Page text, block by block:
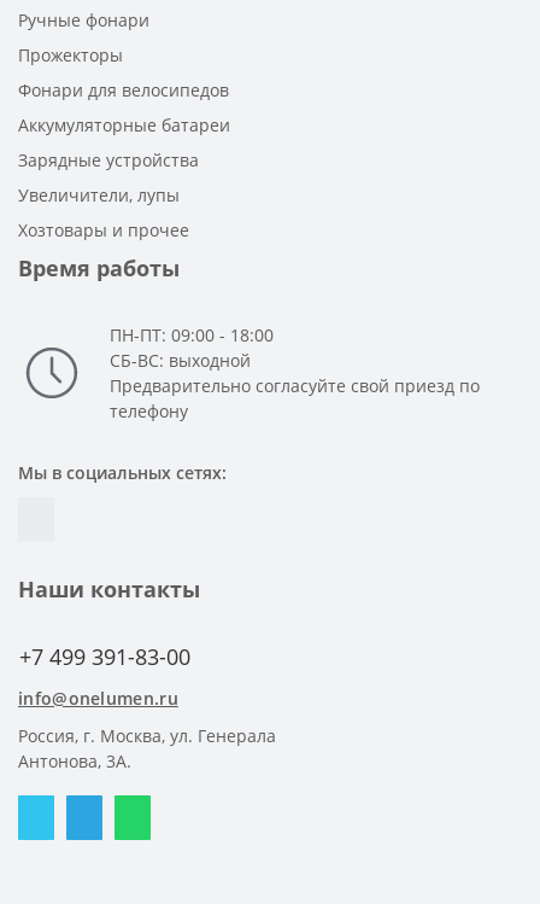
Ручные фонари
Прожекторы
Фонари для велосипедов
Аккумуляторные батареи
Зарядные устройства
Увеличители, лупы
Хозтовары и прочее
Время работы
ПН-ПТ: 09:00 - 18:00
СБ-ВС: выходной
Предварительно согласуйте свой приезд по
телефону
Мы в социальных сетях:
Наши контакты
+7 499 391-83-00
info@onelumen.ru
Россия, г. Москва, ул. Генерала
Антонова, 3А.